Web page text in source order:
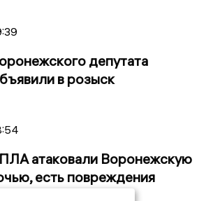
депутата
в розыск
атаковали Воронежскую
есть повреждения